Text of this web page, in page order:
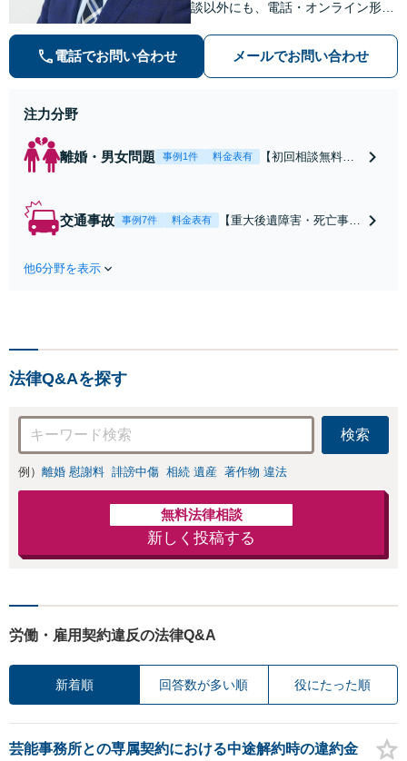
談以外にも、電話・オンライン形式
弁護士にご相談頂くことで、今のご
不安が和らぐとともに、問題解決の
電話でお問い合わせ メールでお問い合わせ
注力分野
離婚・男女問題 事例1件 料金表有
【初回相談無料】
条件で離婚ができ
交通事故 事例7件 料金表有
【重大後遺障害・死亡事案
応・納得できる解決を」
他6分野を表示
法律Q&Aを探す
検索
例） 離婚 慰謝料 誹謗中傷 相続 遺産 著作物 違法
無料法律相談
新しく投稿する
労働・雇用契約違反の法律Q&A
新着順 回答数が多い順 役にたった順
芸能事務所との専属契約における中途解約時の違約金